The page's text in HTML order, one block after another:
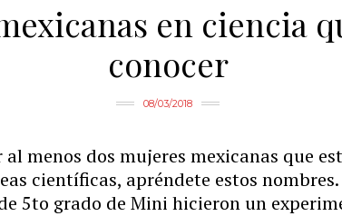
en ciencia
conocer
08/03/2018
menos dos mujeres mexicanas que
científicas, apréndete estos
5to grado de Mini hicieron un